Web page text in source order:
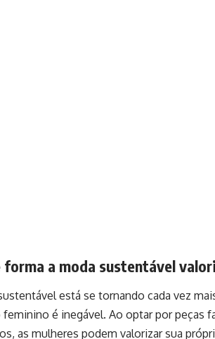
forma a moda sustentável
está se tornando cada vez
é inegável. Ao optar por peças
as mulheres podem valorizar sua